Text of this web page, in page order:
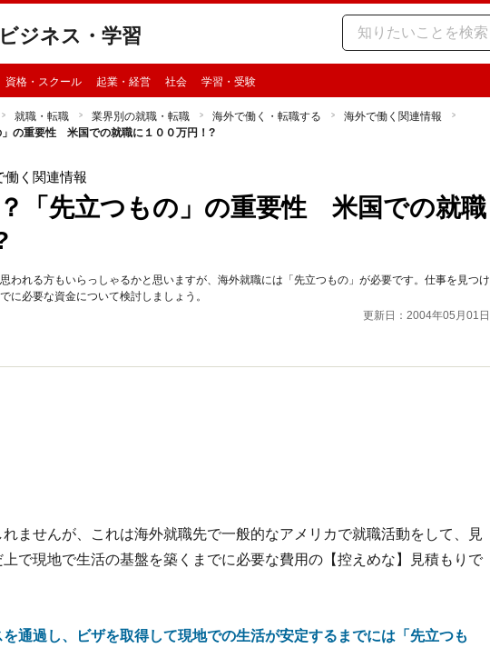
ビジネス・学習
資格・スクール 起業・経営 社会 学習・受験
就職・転職 業界別の就職・転職 海外で働く・転職する
海外で働く関連情報
」の重要性 米国での就職に１００万円！?
働く関連情報
「先立つもの」の重要性 米国での就職
われる方もいらっしゃるかと思いますが、海外就職には「先立つもの」が必要です。仕事を見つけ
に必要な資金について検討しましょう。
更新日：2004年05月01日
ませんが、これは海外就職先で一般的なアメリカで就職活動をして、見
で現地で生活の基盤を築くまでに必要な費用の【控えめな】見積もりで
通過し、ビザを取得して現地での生活が安定するまでには「先立つも